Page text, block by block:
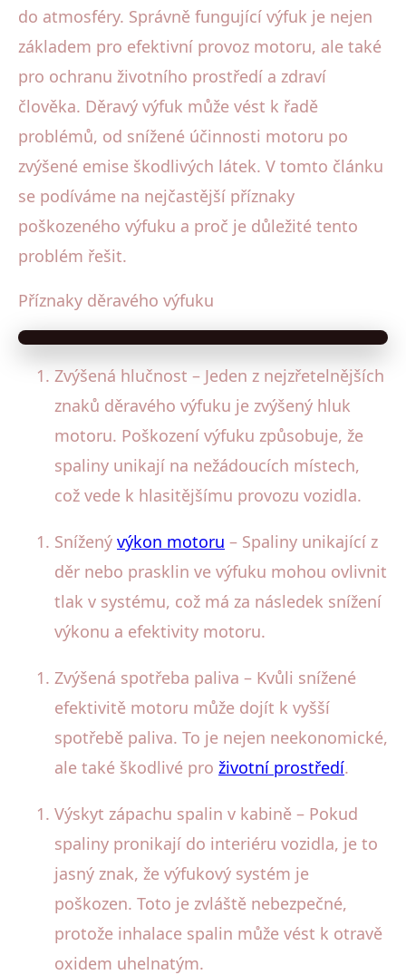
do atmosféry. Správně fungující výfuk je nejen
základem pro efektivní provoz motoru, ale také
pro ochranu životního prostředí a zdraví
člověka. Děravý výfuk může vést k řadě
problémů, od snížené účinnosti motoru po
zvýšené emise škodlivých látek. V tomto článku
se podíváme na nejčastější příznaky
poškozeného výfuku a proč je důležité tento
problém řešit.
Příznaky děravého výfuku
Zvýšená hlučnost – Jeden z nejzřetelnějších
znaků děravého výfuku je zvýšený hluk
motoru. Poškození výfuku způsobuje, že
spaliny unikají na nežádoucích místech,
což vede k hlasitějšímu provozu vozidla.
Snížený výkon motoru – Spaliny unikající z
děr nebo prasklin ve výfuku mohou ovlivnit
tlak v systému, což má za následek snížení
výkonu a efektivity motoru.
Zvýšená spotřeba paliva – Kvůli snížené
efektivitě motoru může dojít k vyšší
spotřebě paliva. To je nejen neekonomické,
ale také škodlivé pro životní prostředí.
Výskyt zápachu spalin v kabině – Pokud
spaliny pronikají do interiéru vozidla, je to
jasný znak, že výfukový systém je
poškozen. Toto je zvláště nebezpečné,
protože inhalace spalin může vést k otravě
oxidem uhelnatým.